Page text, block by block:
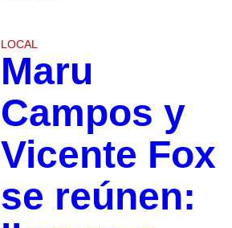
LOCAL
Maru
Campos y
Vicente Fox
se reúnen: